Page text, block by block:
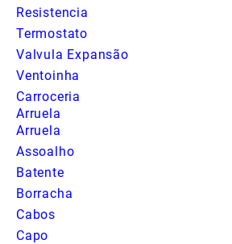
Resistencia
Termostato
Valvula Expansão
Ventoinha
Carroceria
Arruela
Arruela
Assoalho
Batente
Borracha
Cabos
Capo